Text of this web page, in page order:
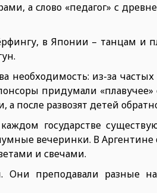
а слово «педагог» с
в Японии – танцам и
необходимость: из-за
придумали «плавучее»
после развозят детей
государстве
вечеринки. В
и свечами.
преподавали разные